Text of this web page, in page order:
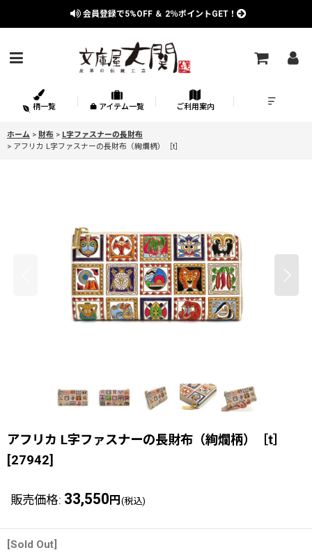
会員登録で5%OFF ＆ 2％ポイントGET！
柄一覧 アイテム一覧 ご利用案内
ホーム > 財布 > L字ファスナーの長財布
> アフリカ L字ファスナーの長財布（絢爛柄）［t］
アフリカ L字ファスナーの長財布（絢爛柄）［t］
[27942]
販売価格: 33,550 円 (税込)
[Sold Out]